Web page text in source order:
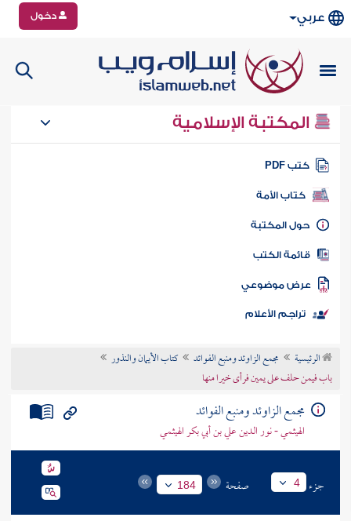
عربي دخول
المكتبة الإسلامية
كتب PDF
كتاب الأمة
المكتبة
الكتب
موضوعي
تراجم الأعلام
الرئيسية مجمع الزاوئد ومنبع الفوائد
كتاب الأيمان والنذور
باب فيمن حلف على يمين فرأى خيرا منها
مجمع الزاوئد ومنبع الفوائد
الهيثمي - نور الدين علي بن أبي بكر الهيثمي
جزء 4 صفحة 184